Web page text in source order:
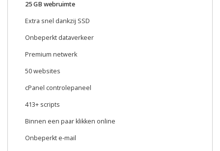
25 GB webruimte
Extra snel dankzij SSD
Onbeperkt dataverkeer
Premium netwerk
50 websites
cPanel controlepaneel
413+ scripts
Binnen een paar klikken online
Onbeperkt e-mail